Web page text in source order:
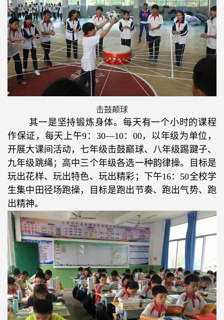
击鼓颠球
其一是坚持锻炼身体。每天有一个小时的课程
作保证，每天上午9 ： 30—10： 00，以年级为单位，
开展大课间活动，七年级击鼓巅球、八年级踢踺子、
九年级跳绳；高中三个年级各选一种韵律操。目标是
玩出花样、玩出特色、玩出精彩；下午16： 50全校学
生集中田径场跑操，目标是跑出节奏、跑出气势、跑
出精神。